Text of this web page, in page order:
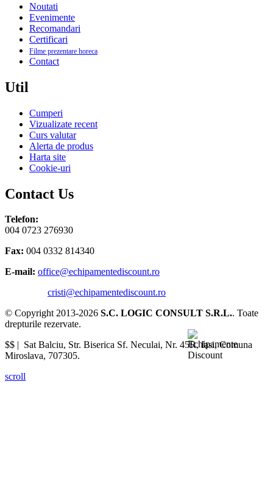
Noutati
Evenimente
Recomandari
Certificari
Filme prezentare horeca
Contact
Util
Cumperi
Vizualizate recent
Curs valutar
Alerta de produs
Harta site
Cookie-uri
Contact Us
Telefon:
004 0723 276930
Fax: 004 0332 814340
E-mail: office@echipamentediscount.ro
cristi@echipamentediscount.ro
© Copyright 2013-2026 S.C. LOGIC CONSULT S.R.L.. Toate
drepturile rezervate.
$$ |
Sat Balciu, Str. Biserica Sf. Neculai, Nr. 45R,Iasi,Comuna
Miroslava, 707305.
scroll